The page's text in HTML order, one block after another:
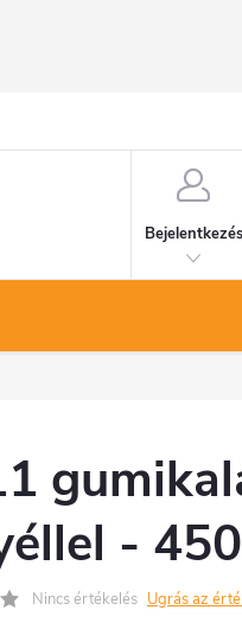
Bejelentkezés
-
Nincs értékelés Ugrás az